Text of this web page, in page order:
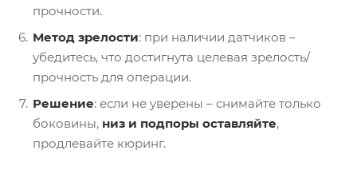
прочности.
Метод зрелости: при наличии датчиков –
убедитесь, что достигнута целевая зрелость/
прочность для операции.
Решение: если не уверены – снимайте только
боковины, низ и подпоры оставляйте,
продлевайте кюринг.